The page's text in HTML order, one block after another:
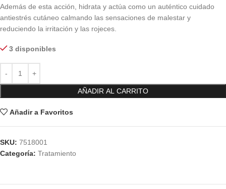
Además de esta acción, hidrata y actúa como un auténtico cuidado
antiestrés cutáneo calmando las sensaciones de malestar y
reduciendo la irritación y las rojeces.
3 disponibles
AÑADIR AL CARRITO
Añadir a Favoritos
SKU: 7518001
Categoría: Tratamiento